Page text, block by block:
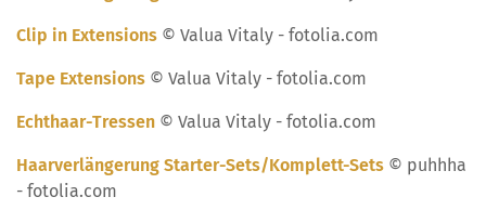
Clip in Extensions © Valua Vitaly - fotolia.com
Tape Extensions © Valua Vitaly - fotolia.com
Echthaar-Tressen © Valua Vitaly - fotolia.com
Haarverlängerung Starter-Sets/Komplett-Sets © puhhha
- fotolia.com